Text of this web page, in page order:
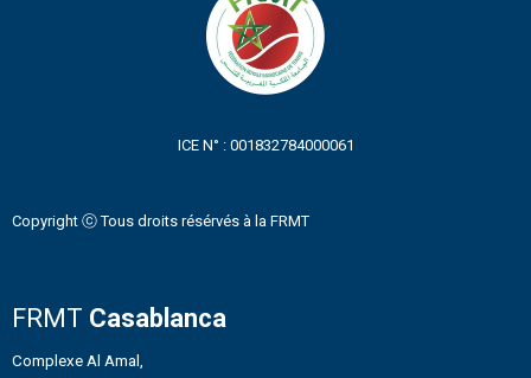
ICE N° : 001832784000061
Copyright ⓒ Tous droits résérvés à la FRMT
FRMT Casablanca
Complexe Al Amal,